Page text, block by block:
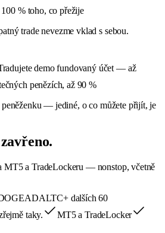
% toho, co přežije
trade nevezme vklad s sebou.
demo fundovaný účet — až
penězích, až 90 %
— jediné, o co můžete přijít, je
MT5 a TradeLockeru — nonstop, včetně
ADALTC+ dalších 60
taky.
MT5 a TradeLocker